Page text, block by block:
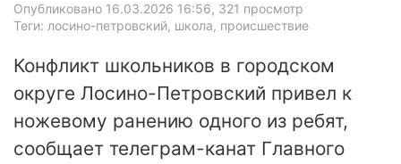
Опубликовано 16.03.2026 16:56, 321 просмотр
Теги: лосино-петровский, школа, происшествие
Конфликт школьников в городском
округе Лосино-Петровский привел к
ножевому ранению одного из ребят,
сообщает телеграм-канат Главного